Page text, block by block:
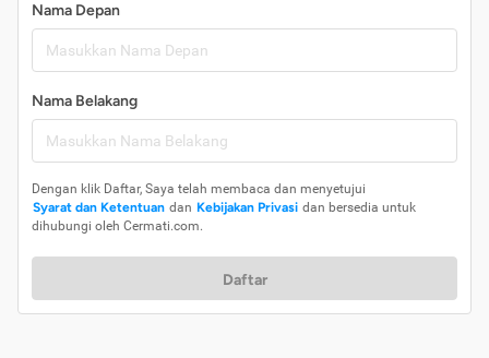
Nama Depan
Nama Belakang
Dengan klik Daftar, Saya telah membaca dan menyetujui
Syarat dan Ketentuan dan Kebijakan Privasi dan bersedia untuk
dihubungi oleh Cermati.com.
Daftar